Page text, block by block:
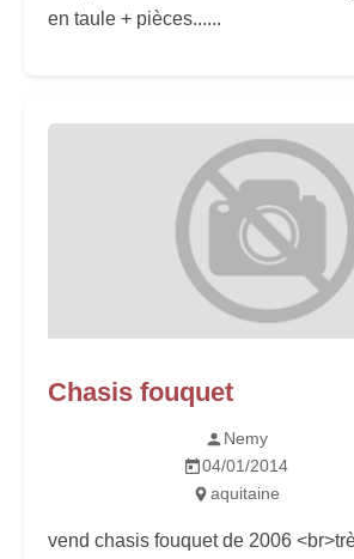
en taule + pièces......
Chasis fouquet
Nemy
04/01/2014
aquitaine
vend chasis fouquet de 2006